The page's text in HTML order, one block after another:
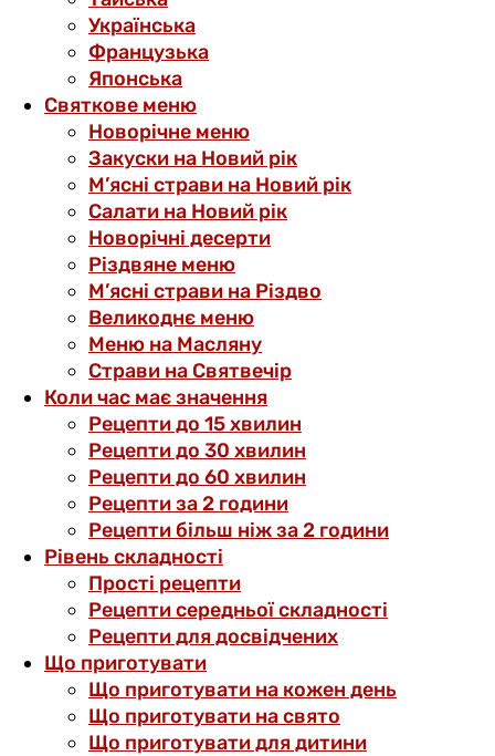
Українська
Французька
Японська
Святкове меню
Новорічне меню
Закуски на Новий рік
М’ясні страви на Новий рік
Салати на Новий рік
Новорічні десерти
Різдвяне меню
М’ясні страви на Різдво
Великоднє меню
Меню на Масляну
Страви на Святвечір
Коли час має значення
Рецепти до 15 хвилин
Рецепти до 30 хвилин
Рецепти до 60 хвилин
Рецепти за 2 години
Рецепти більш ніж за 2 години
Рівень складності
Прості рецепти
Рецепти середньої складності
Рецепти для досвідчених
Що приготувати
Що приготувати на кожен день
Що приготувати на свято
Що приготувати для дитини